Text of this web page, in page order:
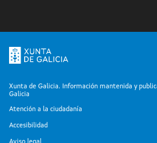
Xunta de Galicia. Información mantenida y
Galicia
Atención a la ciudadanía
Accesibilidad